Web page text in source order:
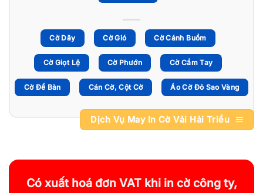
Cờ Dây Cờ Gió Cờ Cánh Buồm
Cờ Giọt Lệ Cờ Phướn Cờ Cầm Tay
Cờ Để Bàn Cán Cờ, Cột Cờ Áo Cờ Đỏ Sao Vàng
Dịch Vụ May In Cờ Vải Hải Triều
Có xuất hoá đơn VAT khi in cờ công ty,